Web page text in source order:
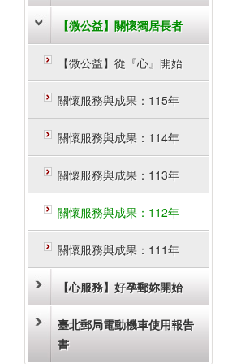
【微公益】關懷獨居長者
【微公益】從『心』開始
關懷服務與成果：115年
關懷服務與成果：114年
關懷服務與成果：113年
關懷服務與成果：112年
關懷服務與成果：111年
【心服務】好孕郵妳開始
臺北郵局電動機車使用報告
書